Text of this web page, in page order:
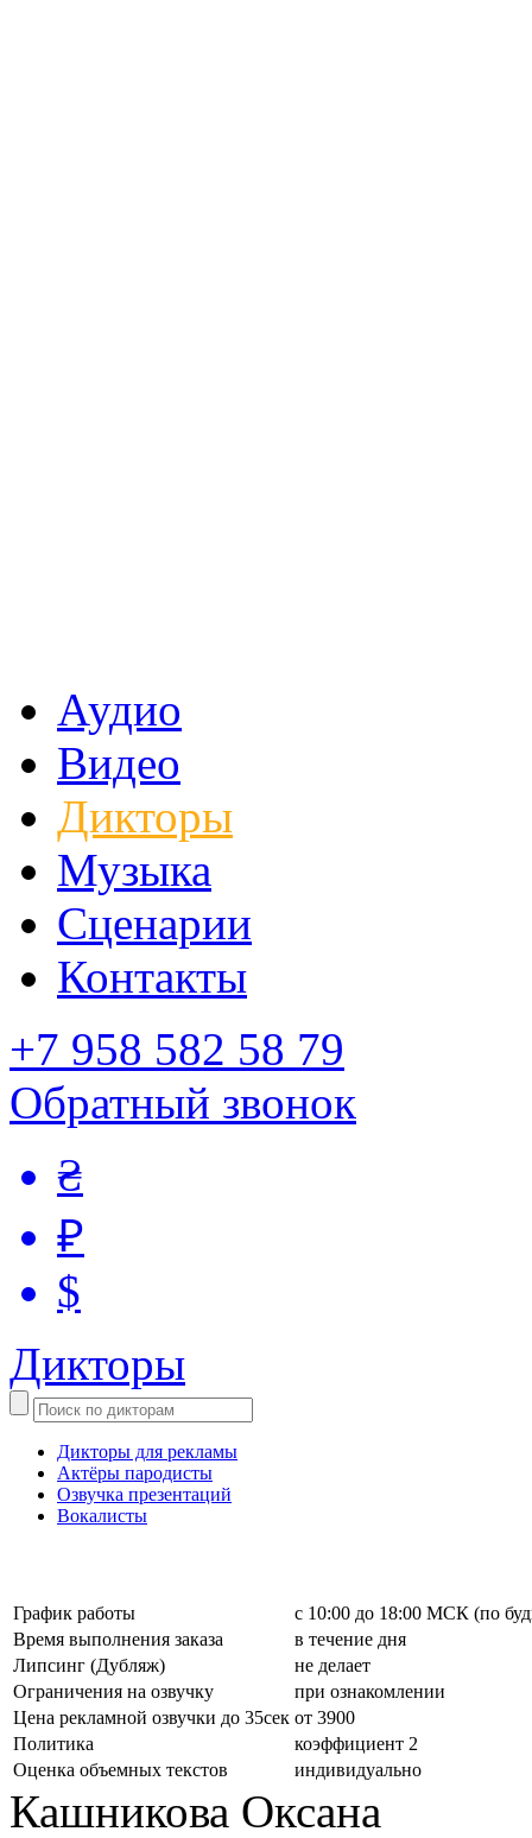
Аудио
Видео
Дикторы
Музыка
Сценарии
Контакты
+7 958 582 58 79
Обратный звонок
₴
₽
$
Дикторы
Дикторы для рекламы
Актёры пародисты
Озвучка презентаций
Вокалисты
График работы
с 10:00 до 18:00 МСК (по
Время выполнения заказа
в течение дня
Липсинг (Дубляж)
не делает
Ограничения на озвучку
при ознакомлении
Цена рекламной озвучки до 35сек от 3900
Политика
коэффициент 2
Оценка объемных текстов
индивидуально
Кашникова Оксана